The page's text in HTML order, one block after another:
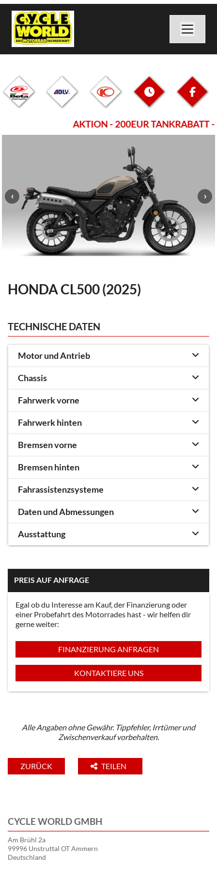
AKTION - 200EUR TANKRABATT
HONDA CL500 (2025)
TECHNISCHE DATEN
Motor und Antrieb
Chassis
Fahrwerk vorne
Fahrwerk hinten
Bremsen vorne
Bremsen hinten
Fahrassistenzsysteme
Daten und Abmessungen
Ausstattung
PREIS AUF ANFRAGE
Egal ob du Interesse am Kauf, der Finanzierung oder
einer Probefahrt des Motorrades hast - wir helfen dir
gerne weiter:
FINANZIERUNG ANFRAGEN
KONTAKTIERE UNS
Alle Angaben ohne Gewähr. Tippfehler, Irrtümer und
Zwischenverkauf vorbehalten.
ZURÜCK TEILEN
CYCLE WORLD GMBH
Am Brühl 2a
99996 Unstruttal OT Ammern
Deutschland